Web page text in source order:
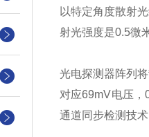
以特定角度散射
射光强度是0.5微
光电探测器阵列
对应69mV电压
通道同步检测技